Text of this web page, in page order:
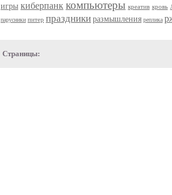
игры киберпанк компьютеры креатив кровь
парусники питер праздники размышления реплика
Страницы: